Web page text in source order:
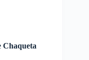
Chaqueta